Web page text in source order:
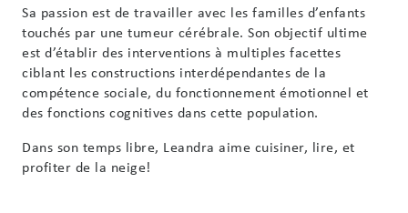
Sa passion est de travailler avec les familles d’enfants
touchés par une tumeur cérébrale. Son objectif ultime
est d’établir des interventions à multiples facettes
ciblant les constructions interdépendantes de la
compétence sociale, du fonctionnement émotionnel et
des fonctions cognitives dans cette population.
Dans son temps libre, Leandra aime cuisiner, lire, et
profiter de la neige!